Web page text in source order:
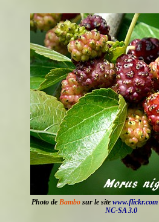
Photo de Bambo sur le site www.flickr.com
NC-SA 3.0